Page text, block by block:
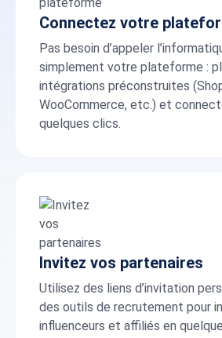
Connectez votre
Pas besoin d’appeler
simplement votre plateforme :
intégrations préconstruites
WooCommerce, etc.) et
quelques clics.
Invitez vos partenaires
Utilisez des liens d’invitation
des outils de recrutement pour
influenceurs et affiliés en